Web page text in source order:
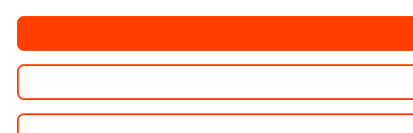
Copyright © goNET s.r.o.